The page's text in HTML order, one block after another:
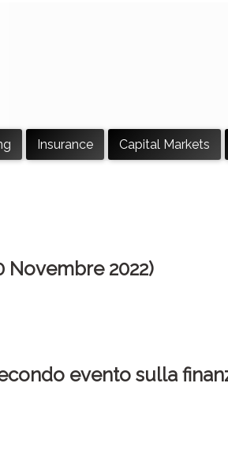
Insurance Capital Markets
Novembre 2022)
evento sulla